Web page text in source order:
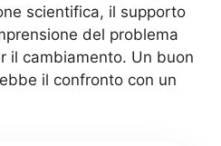
scientifica, il supporto
del problema
il cambiamento. Un buon
il confronto con un